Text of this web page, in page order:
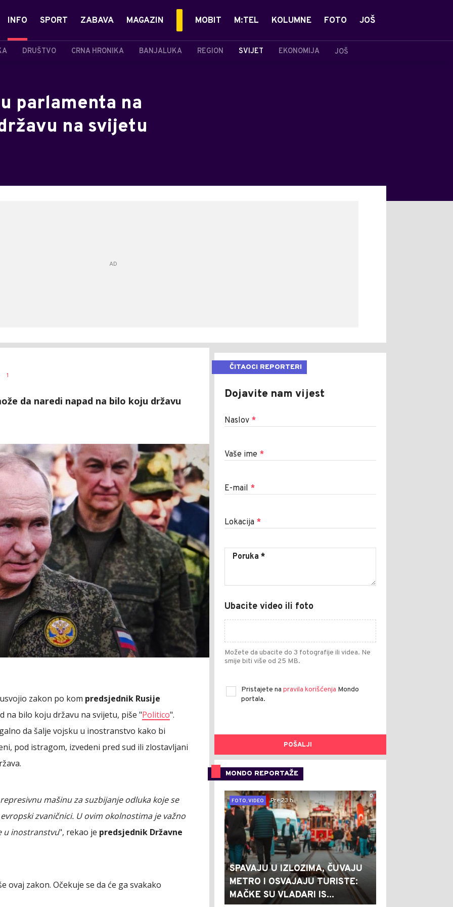
INFO
DRUŠTVO CRNA HRONIKA BANJALUKA REGION SVIJET EKONOMIJA JOŠ
SPORT ZABAVA MAGAZIN MOBIT M:TEL KOLUMNE FOTO JOŠ
parlamenta na
na svijetu
1
da naredi napad na bilo koju državu
zakon po kom predsjednik Rusije
na bilo koju državu na svijetu, piše "Politico".
da šalje vojsku u inostranstvo kako bi
pod istragom, izvedeni pred sud ili zlostavljani
mašinu za suzbijanje odluka koje se
zvaničnici. U ovim okolnostima je važno
u inostranstvu", rekao je predsjednik Državne
ovaj zakon. Očekuje se da će ga svakako
ČITAOCI REPORTERI
Dojavite nam vijest
Naslov *
Vaše ime *
E-mail *
Lokacija *
Ubacite video ili foto
Možete da ubacite do 3 fotografije ili videa. Ne
smije biti više od 25 MB.
Pristajete na pravila korišćenja Mondo
portala.
POŠALJI
MONDO REPORTAŽE
0
FOTO, VIDEO
Pre 23 h
SPAVAJU U IZLOZIMA, ČUVAJU
METRO I OSVAJAJU TURISTE:
MAČKE SU VLADARI IS...